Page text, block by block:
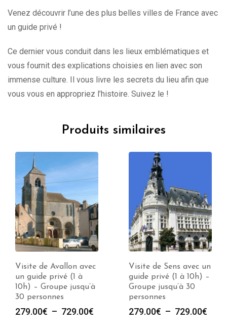
Venez découvrir l’une des plus belles villes de France avec
un guide privé !
Ce dernier vous conduit dans les lieux emblématiques et
vous fournit des explications choisies en lien avec son
immense culture. Il vous livre les secrets du lieu afin que
vous vous en appropriez l’histoire. Suivez le !
Produits similaires
Visite de Sens avec un
guide privé (1 à 10h) –
Groupe jusqu’à 30
personnes
279.00€ – 729.00€
Visite de Autun avec
un guide privé (1 à
10h) – Groupe jusqu’à
30 personnes
279.00€ – 729.00€